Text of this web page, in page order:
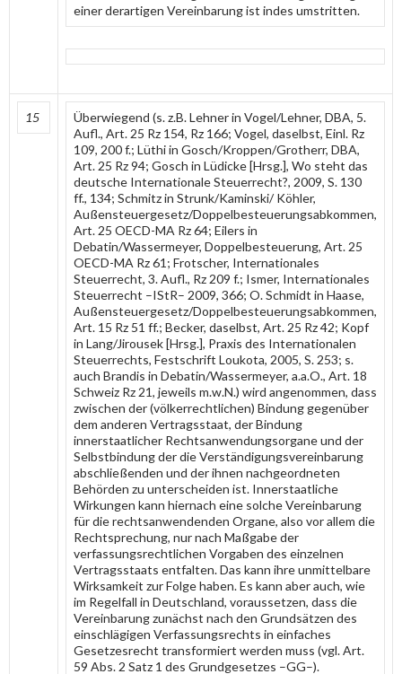
einer derartigen Vereinbarung ist indes umstritten.
15
Überwiegend (s. z.B. Lehner in Vogel/Lehner, DBA, 5.
Aufl., Art. 25 Rz 154, Rz 166; Vogel, daselbst, Einl. Rz
109, 200 f.; Lüthi in Gosch/Kroppen/Grotherr, DBA,
Art. 25 Rz 94; Gosch in Lüdicke [Hrsg.], Wo steht das
deutsche Internationale Steuerrecht?, 2009, S. 130
ff., 134; Schmitz in Strunk/Kaminski/ Köhler,
Außensteuergesetz/Doppelbesteuerungsabkommen,
Art. 25 OECD-MA Rz 64; Eilers in
Debatin/Wassermeyer, Doppelbesteuerung, Art. 25
OECD-MA Rz 61; Frotscher, Internationales
Steuerrecht, 3. Aufl., Rz 209 f.; Ismer, Internationales
Steuerrecht –IStR– 2009, 366; O. Schmidt in Haase,
Außensteuergesetz/Doppelbesteuerungsabkommen,
Art. 15 Rz 51 ff.; Becker, daselbst, Art. 25 Rz 42; Kopf
in Lang/Jirousek [Hrsg.], Praxis des Internationalen
Steuerrechts, Festschrift Loukota, 2005, S. 253; s.
auch Brandis in Debatin/Wassermeyer, a.a.O., Art. 18
Schweiz Rz 21, jeweils m.w.N.) wird angenommen, dass
zwischen der (völkerrechtlichen) Bindung gegenüber
dem anderen Vertragsstaat, der Bindung
innerstaatlicher Rechtsanwendungsorgane und der
Selbstbindung der die Verständigungsvereinbarung
abschließenden und der ihnen nachgeordneten
Behörden zu unterscheiden ist. Innerstaatliche
Wirkungen kann hiernach eine solche Vereinbarung
für die rechtsanwendenden Organe, also vor allem die
Rechtsprechung, nur nach Maßgabe der
verfassungsrechtlichen Vorgaben des einzelnen
Vertragsstaats entfalten. Das kann ihre unmittelbare
Wirksamkeit zur Folge haben. Es kann aber auch, wie
im Regelfall in Deutschland, voraussetzen, dass die
Vereinbarung zunächst nach den Grundsätzen des
einschlägigen Verfassungsrechts in einfaches
Gesetzesrecht transformiert werden muss (vgl. Art.
59 Abs. 2 Satz 1 des Grundgesetzes –GG–).